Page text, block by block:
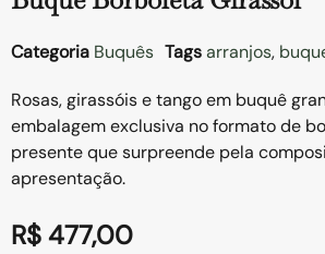
Categoria Buquês Tagsarranjos,
Rosas, girassóis e tango em buquê
embalagem exclusiva no formato de
presente que surpreende pela
apresentação.
R$477,00